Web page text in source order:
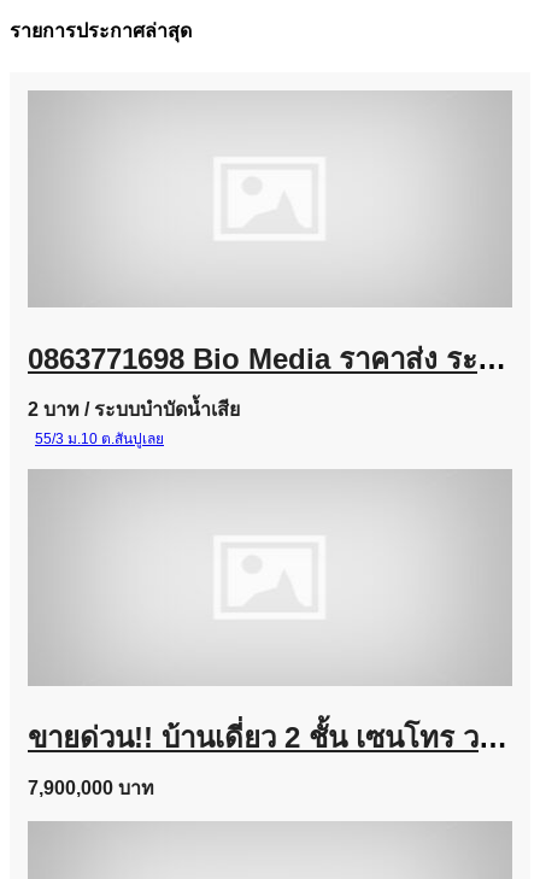
รายการประกาศล่าสุด
0863771698 Bio Media ราคาส่ง ระบบบำบัดน้ำเสีย โรงงานอุตสาหกรรม และงานโครงการ
2 บาท / ระบบบำบัดน้ำเสีย
55/3 ม.10 ต.สันปูเลย
ขายด่วน!! บ้านเดี่ยว 2 ชั้น เซนโทร วงแหวน-จตุโชติ (ขนาด 59 ตร.ว.) เดินทางง่าย ใกล้ทางด่วนนิดเดียว สามวาตะวันตก คลองสามวา กทม. : Centro Wongwaen-Chatuchot
7,900,000 บาท